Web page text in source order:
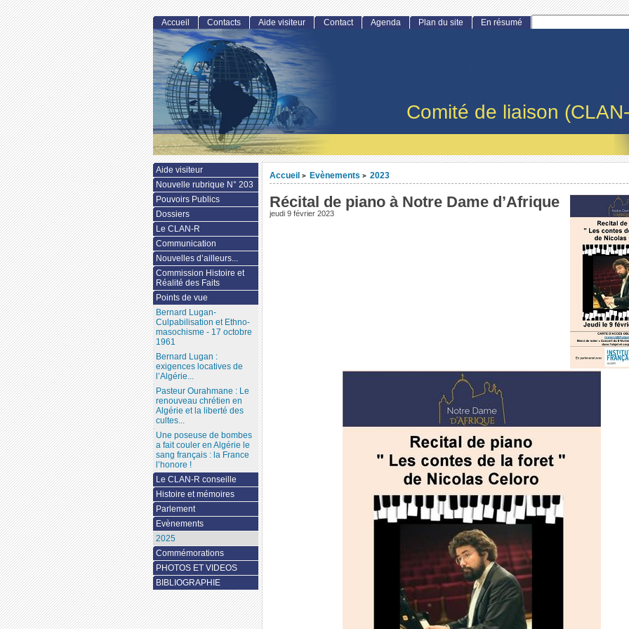
Comité de liaison
Accueil > Evènements > 2023
Récital de piano à Notre Dame d’Afrique
jeudi 9 février 2023
Accueil Contacts Aide visiteur Contact Agenda Plan du site En résumé
Aide visiteur
Nouvelle rubrique N° 203
Pouvoirs Publics
Dossiers
Le CLAN-R
Communication
Nouvelles d’ailleurs...
Commission Histoire et
Réalité des Faits
Points de vue
Bernard Lugan-
Culpabilisation et Ethno-
masochisme - 17 octobre
1961
Bernard Lugan :
exigences locatives de
l’Algérie...
Pasteur Ourahmane : Le
renouveau chrétien en
Algérie et la liberté des
cultes...
Une poseuse de bombes
a fait couler en Algérie le
sang français : la France
l’honore !
Le CLAN-R conseille
Histoire et mémoires
Parlement
Evènements
2025
Commémorations
PHOTOS ET VIDEOS
BIBLIOGRAPHIE